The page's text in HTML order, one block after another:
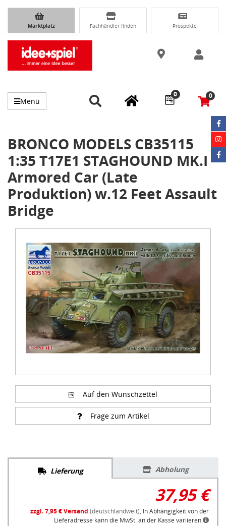
Marktplatz Fachhändler finden Prospekte
Menü
0 0
BRONCO MODELS CB35115
1:35 T17E1 STAGHOUND MK.I
Armored Car (Late
Produktion) w.12 Feet Assault
Bridge
Auf den Wunschzettel
Frage zum Artikel
Lieferung Abholung
37,95 €
zzgl. 7,95 € Versand (deutschlandweit), In Abhängigkeit von der
Lieferadresse kann die MwSt. an der Kasse variieren.